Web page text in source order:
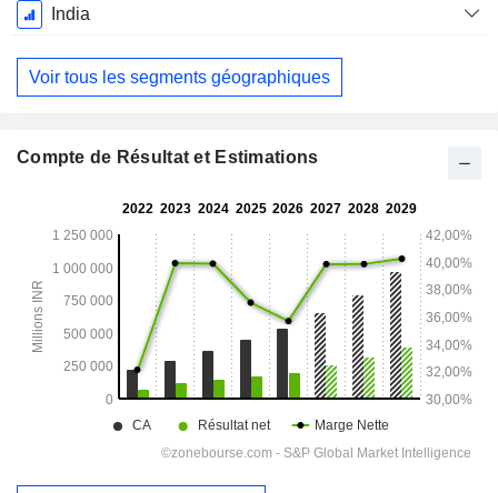
Période
Fiscale:
Mars
India
Voir tous les segments géographiques
Compte de Résultat et Estimations